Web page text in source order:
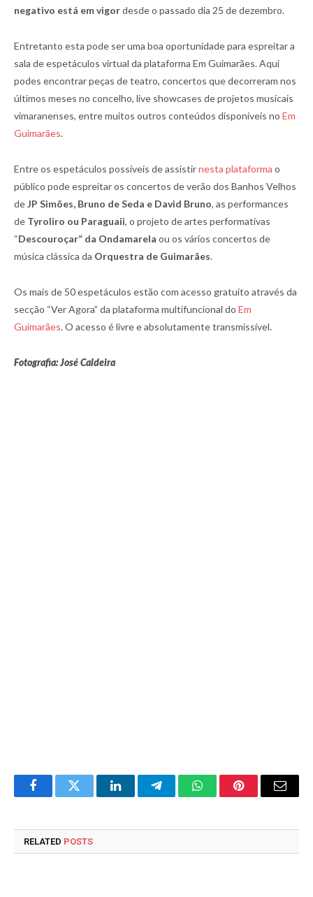
negativo está em vigordesde o passado dia 25 de dezembro.
Entretanto esta pode ser uma boa oportunidade para espreitar a
sala de espetáculos virtual da plataforma Em Guimarães. Aqui
podes encontrar peças de teatro, concertos que decorreram nos
últimos meses no concelho, live showcases de projetos musicais
vimaranenses, entre muitos outros conteúdos disponíveis no Em
Guimarães.
Entre os espetáculos possíveis de assistirnesta plataforma o
público pode espreitar os concertos de verão dos Banhos Velhos
deJP Simões, Bruno de Seda e David Bruno, as performances
de Tyroliro ou Paraguaii, o projeto de artes performativas
“Descouroçar” da Ondamarela ou os vários concertos de
música clássica da Orquestra de Guimarães.
Os mais de 50 espetáculos estão com acesso gratuito através da
secção “Ver Agora” da plataforma multifuncional do Em
Guimarães. O acesso é livre e absolutamente transmissível.
Fotografia: José Caldeira
FacebookTwitter LinkedInTelegramWhatsAppPinterestEmail
RELATED POSTS